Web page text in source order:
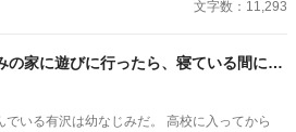
文字数：11,293
の家に遊びに行ったら、寝ている間に…
でいる有沢は幼なじみだ。 高校に入ってから